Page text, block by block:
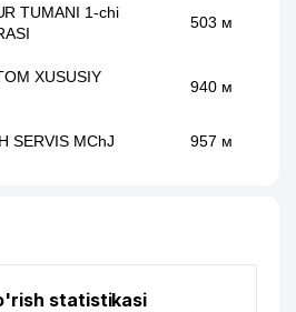
TUMANI 1-chi
503 м
XUSUSIY
940 м
SERVIS MChJ 957 м
statistikasi